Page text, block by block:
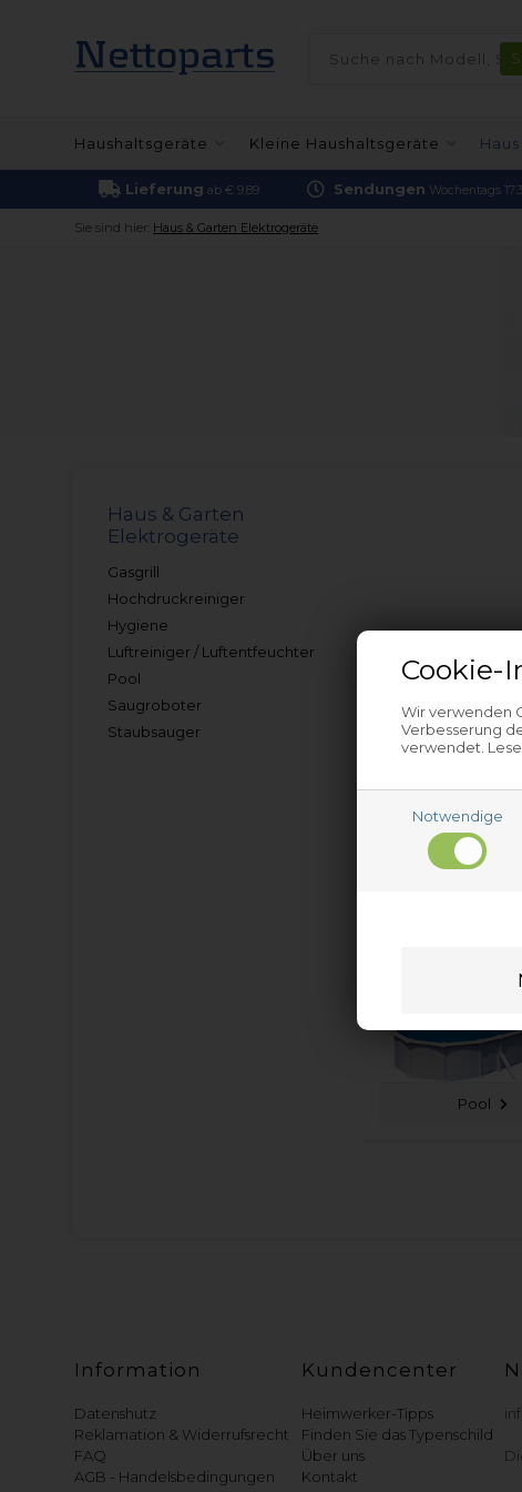
Cookie-
Wir verwenden
Verbesserung
verwendet.
Notwendige
Haushaltsgeräte Kleine Haushaltsgeräte
Lieferung ab € 9,89 Sendungen Wochentags
Sie sind hier: Haus & Garten Elektrogeräte
Haus & Garten
Elektrogeräte
Gasgrill
Hochdruckreiniger
Hygiene
Luftreiniger / Luftentfeuchter
Pool
Saugroboter
Staubsauger
Gasgrill
Pool
Information
Datenshutz
Reklamation & Widerrufsrecht
FAQ
AGB - Handelsbedingungen
Kundencenter
Heimwerker-Tipps
Finden Sie das Typenschild
Über uns
Kontakt